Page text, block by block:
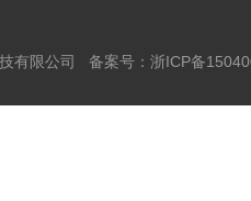
有限公司 备案号： 浙ICP备